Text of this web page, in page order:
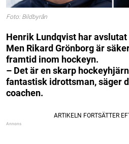
Foto: Bildbyrån
Henrik Lundqvist har
Men Rikard Grönborg är
framtid inom hockeyn.
– Det är en skarp
fantastisk idrottsman, säger
coachen.